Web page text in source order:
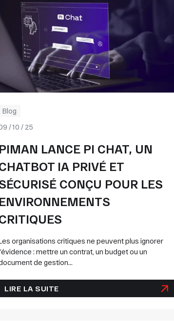
Blog
/ 10 / 25
PIMAN LANCE PI CHAT, UN
IA PRIVÉ ET
CONÇU POUR LES
ENVIRONNEMENTS
organisations critiques ne peuvent plus ignorer
: mettre un contrat, un budget ou un
de gestion...
LIRE LA SUITE